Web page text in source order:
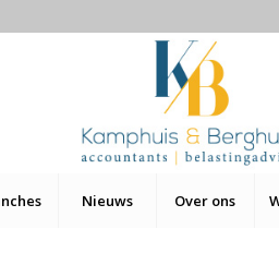
Nieuws Over ons